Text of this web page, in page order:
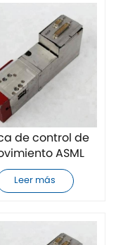
de control de
ASML
Leer más